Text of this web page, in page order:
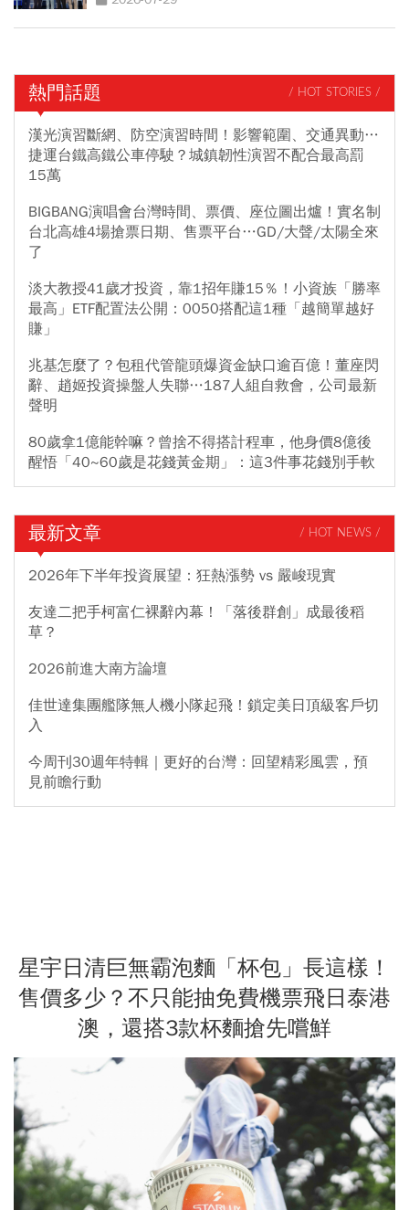
熱門話題 / HOT STORIES /
漢光演習斷網、防空演習時間！影響範圍、交通異動…
捷運台鐵高鐵公車停駛？城鎮韌性演習不配合最高罰
15萬
BIGBANG演唱會台灣時間、票價、座位圖出爐！實名制
台北高雄4場搶票日期、售票平台…GD/大聲/太陽全來
了
淡大教授41歲才投資，靠1招年賺15％！小資族「勝率
最高」ETF配置法公開：0050搭配這1種「越簡單越好
賺」
兆基怎麼了？包租代管龍頭爆資金缺口逾百億！董座閃
辭、趙姬投資操盤人失聯…187人組自救會，公司最新
聲明
80歲拿1億能幹嘛？曾捨不得搭計程車，他身價8億後
醒悟「40~60歲是花錢黃金期」：這3件事花錢別手軟
最新文章 / HOT NEWS /
2026年下半年投資展望：狂熱漲勢 vs 嚴峻現實
友達二把手柯富仁裸辭內幕！「落後群創」成最後稻
草？
2026前進大南方論壇
佳世達集團艦隊無人機小隊起飛！鎖定美日頂級客戶切
入
今周刊30週年特輯｜更好的台灣：回望精彩風雲，預
見前瞻行動
星宇日清巨無霸泡麵「杯包」長這樣！
售價多少？不只能抽免費機票飛日泰港
澳，還搭3款杯麵搶先嚐鮮